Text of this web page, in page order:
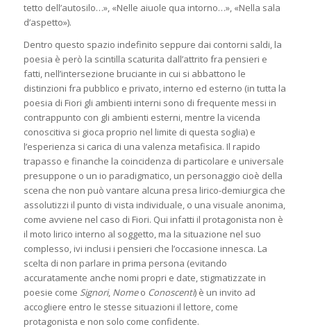
tetto dell’autosilo…», «Nelle aiuole qua intorno…», «Nella sala
d’aspetto»).
Dentro questo spazio indefinito seppure dai contorni saldi, la
poesia è però la scintilla scaturita dall’attrito fra pensieri e
fatti, nell’intersezione bruciante in cui si abbattono le
distinzioni fra pubblico e privato, interno ed esterno (in tutta la
poesia di Fiori gli ambienti interni sono di frequente messi in
contrappunto con gli ambienti esterni, mentre la vicenda
conoscitiva si gioca proprio nel limite di questa soglia) e
l’esperienza si carica di una valenza metafisica. Il rapido
trapasso e finanche la coincidenza di particolare e universale
presuppone o un io paradigmatico, un personaggio cioè della
scena che non può vantare alcuna presa lirico-demiurgica che
assolutizzi il punto di vista individuale, o una visuale anonima,
come avviene nel caso di Fiori. Qui infatti il protagonista non è
il moto lirico interno al soggetto, ma la situazione nel suo
complesso, ivi inclusi i pensieri che l’occasione innesca. La
scelta di non parlare in prima persona (evitando
accuratamente anche nomi propri e date, stigmatizzate in
poesie come Signori, Nomeo Conoscenti) è un invito ad
accogliere entro le stesse situazioni il lettore, come
protagonista e non solo come confidente.